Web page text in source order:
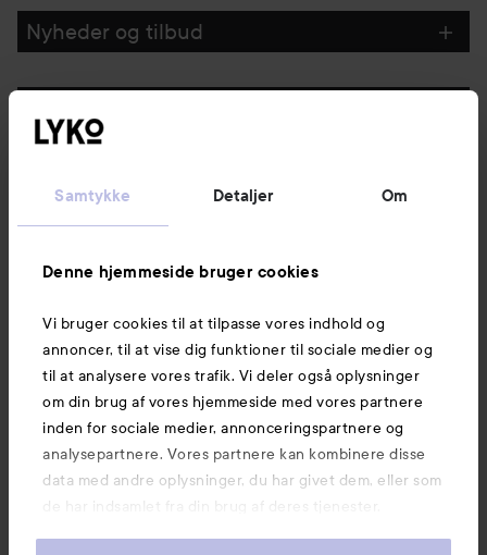
Samtykke Detaljer Om
Denne hjemmeside bruger cookies
Vi bruger cookies til at tilpasse vores indhold og
annoncer, til at vise dig funktioner til sociale medier og
til at analysere vores trafik. Vi deler også oplysninger
om din brug af vores hjemmeside med vores partnere
inden for sociale medier, annonceringspartnere og
analysepartnere. Vores partnere kan kombinere disse
data med andre oplysninger, du har givet dem, eller som
de har indsamlet fra din brug af deres tjenester.
Nyheder og tilbud
Kundeservice
Information
Mere at udforske